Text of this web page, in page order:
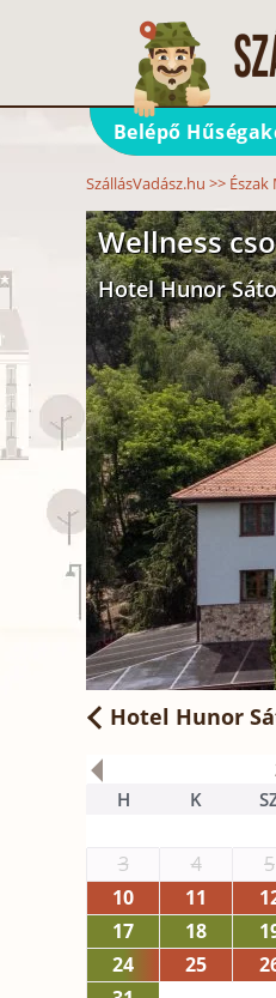
Belépő
SzállásVadász.hu >>
Wellness
Hotel Hunor
Hotel Hunor
H
K
3
4 5
10
11
17
18
24
25